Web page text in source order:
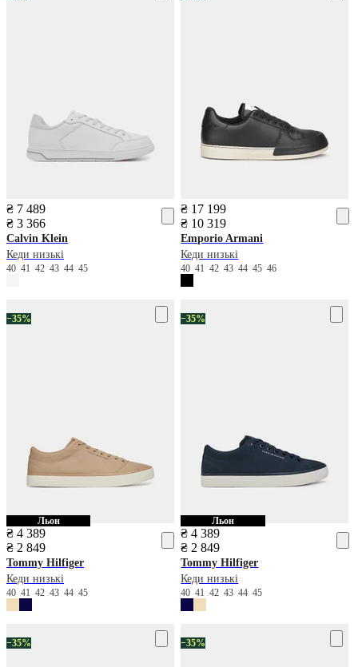
₴ 7 489
₴ 3 366
Calvin Klein
Кеди низькі
40 41 42 43 44 45
₴ 17 199
₴ 10 319
Emporio Armani
Кеди низькі
40414243444546
−35%
Льон
₴ 4 389
₴ 2 849
Tommy Hilfiger
Кеди низькі
40 41 42 43 44 45
−35%
Льон
₴ 4 389
₴ 2 849
Tommy Hilfiger
Кеди низькі
404142434445
−35% −35%